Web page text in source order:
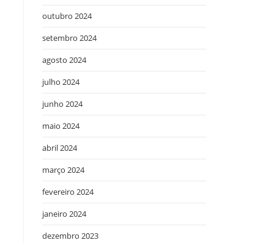
outubro 2024
setembro 2024
agosto 2024
julho 2024
junho 2024
maio 2024
abril 2024
março 2024
fevereiro 2024
janeiro 2024
dezembro 2023